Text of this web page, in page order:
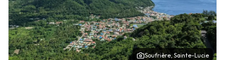
Soufrière, Sainte-Lucie